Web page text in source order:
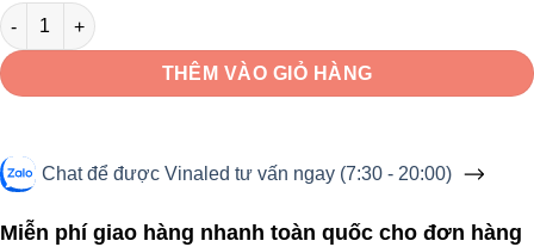
Led dây FSB-2835-IP33-L420 Vinaled số lượng
THÊM VÀO GIỎ HÀNG
Chat để được Vinaled tư vấn ngay (7:30 - 20:00)
Miễn phí giao hàng nhanh toàn quốc cho đơn hàng